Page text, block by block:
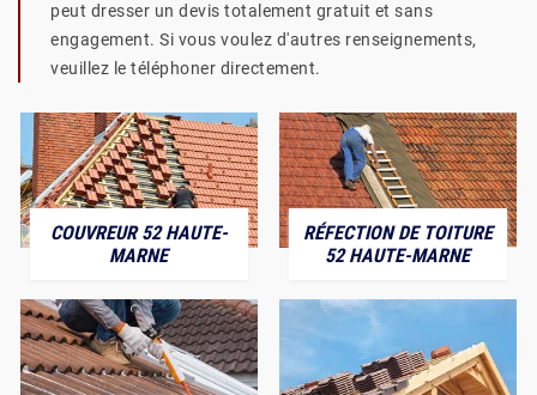
peut dresser un devis totalement gratuit et sans
engagement. Si vous voulez d'autres renseignements,
veuillez le téléphoner directement.
COUVREUR 52 HAUTE-
MARNE
RÉFECTION DE TOITURE
52 HAUTE-MARNE